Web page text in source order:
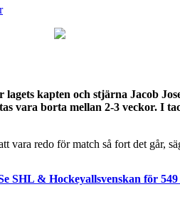
kapten och stjärna Jacob
vara borta mellan 2-3 veckor. I
vara redo för match så fort det går,
SHL & Hockeyallsvenskan för